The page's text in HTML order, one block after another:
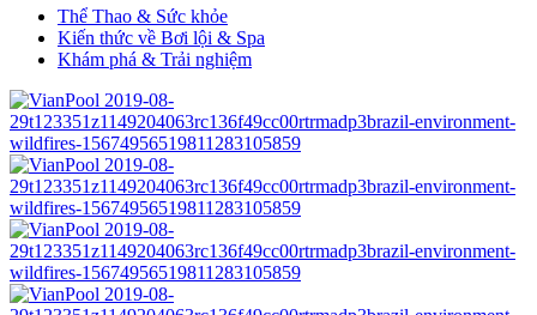
Thể Thao & Sức khỏe
Kiến thức về Bơi lội & Spa
Khám phá & Trải nghiệm